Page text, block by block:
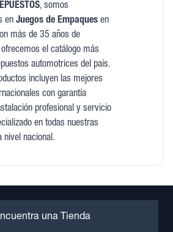
, somos
en Juegos de Empaquesen
más de 35 años de
el catálogo más
automotrices del país.
incluyen las mejores
con garantía
profesional y servicio
en todas nuestras
nivel nacional.
una Tienda